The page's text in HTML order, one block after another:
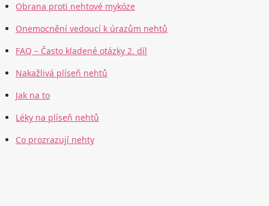
Obrana proti nehtové mykóze
Onemocnění vedoucí k úrazům nehtů
FAQ – Často kladené otázky 2. díl
Nakažlivá plíseň nehtů
Jak na to
Léky na plíseň nehtů
Co prozrazují nehty